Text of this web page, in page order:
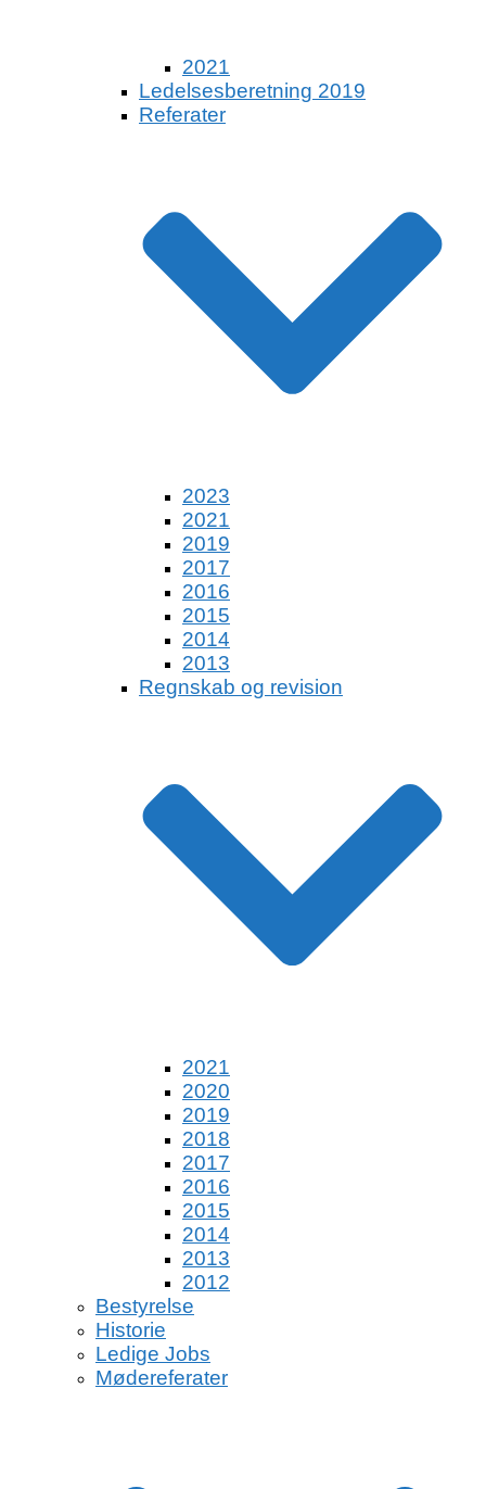
2021
Ledelsesberetning 2019
Referater
2023
2021
2019
2017
2016
2015
2014
2013
Regnskab og revision
2021
2020
2019
2018
2017
2016
2015
2014
2013
2012
Bestyrelse
Historie
Ledige Jobs
Mødereferater